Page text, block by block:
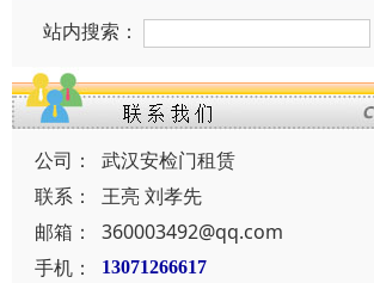
站内搜索：
公司：
武汉安检门租赁
联系：
王亮 刘孝先
邮箱：
360003492@qq.com
手机：
13071266617